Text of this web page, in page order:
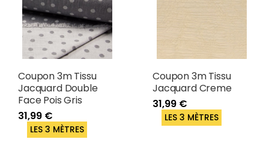
Coupon 3m Tissu
Jacquard Double
Face Pois Gris
31,99 €
LES 3 MÈTRES
Coupon 3m Tissu
Jacquard Creme
31,99 €
LES 3 MÈTRES